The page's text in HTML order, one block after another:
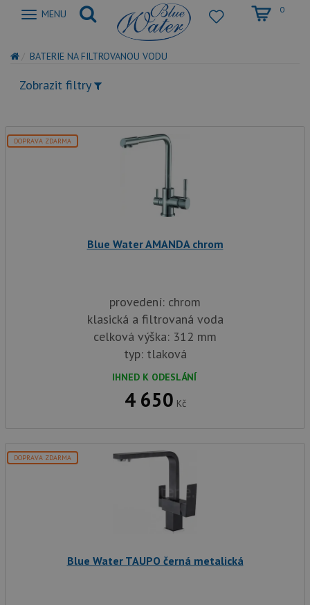
Zobrazit
MENU 0
BATERIE NA FILTROVANOU VODU
Zobrazit filtry
DOPRAVA ZDARMA
Blue Water AMANDA chrom
provedení: chrom
klasická a filtrovaná voda
celková výška: 312 mm
typ: tlaková
IHNED K ODESLÁNÍ
4 650 Kč
DOPRAVA ZDARMA
Blue Water TAUPO černá metalická